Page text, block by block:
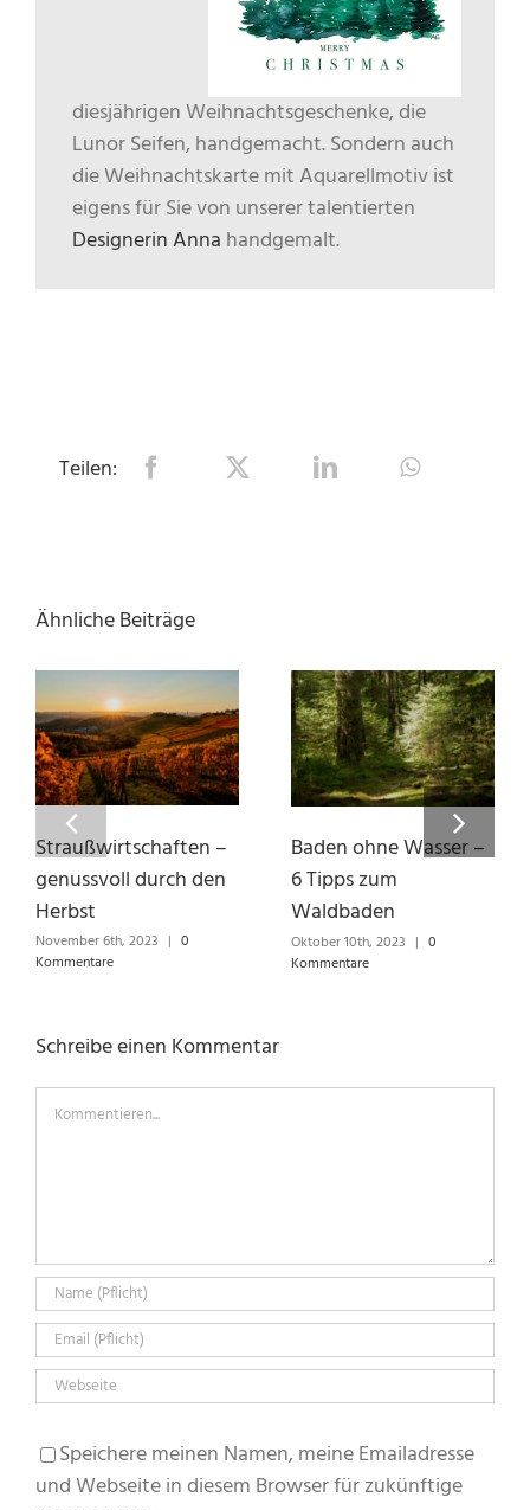
diesjährigen Weihnachtsgeschenke, die
Lunor Seifen, handgemacht. Sondern auch
die Weihnachtskarte mit Aquarellmotiv ist
eigens für Sie von unserer talentierten
Designerin Anna handgemalt.
Teilen:
Ähnliche Beiträge
Straußwirtschaften –
genussvoll durch den
Herbst
November 6th, 2023 | 0
Kommentare
Baden ohne Wasser –
6 Tipps zum
Waldbaden
Oktober 10th, 2023 | 0
Kommentare
Schreibe einen Kommentar
Kommentieren...
Speichere meinen Namen, meine Emailadresse
und Webseite in diesem Browser für zukünftige